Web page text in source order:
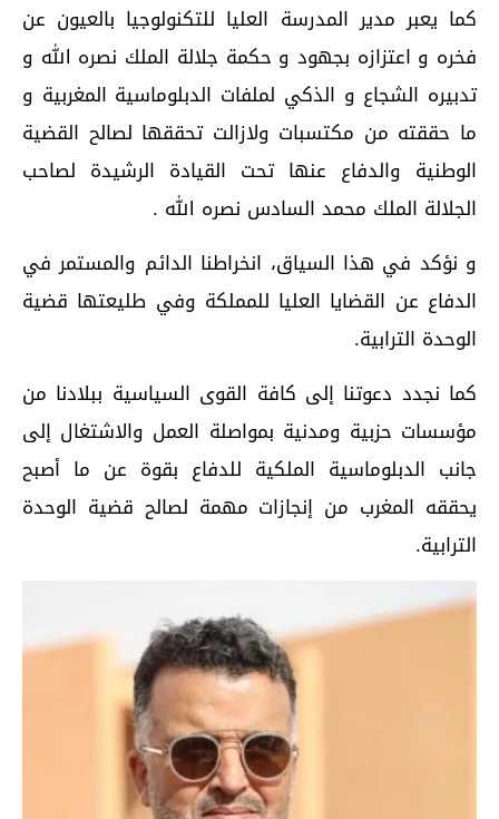
كما يعبر مدير المدرسة العليا للتكنولوجيا بالعيون عن
فخره و اعتزازه بجهود و حكمة جلالة الملك نصره الله و
تدبيره الشجاع و الذكي لملفات الدبلوماسية المغربية و
ما حققته من مكتسبات ولازالت تحققها لصالح القضية
الوطنية والدفاع عنها تحت القيادة الرشيدة لصاحب
الجلالة الملك محمد السادس نصره الله .
و نؤكد في هذا السياق، انخراطنا الدائم والمستمر في
الدفاع عن القضايا العليا للمملكة وفي طليعتها قضية
الوحدة الترابية.
كما نجدد دعوتنا إلى كافة القوى السياسية ببلادنا من
مؤسسات حزبية ومدنية بمواصلة العمل والاشتغال إلى
جانب الدبلوماسية الملكية للدفاع بقوة عن ما أصبح
يحققه المغرب من إنجازات مهمة لصالح قضية الوحدة
الترابية.